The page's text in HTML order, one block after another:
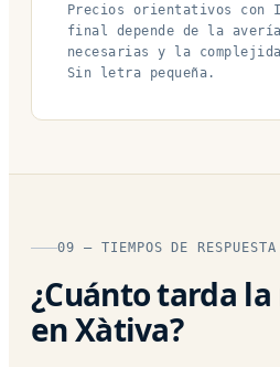
Precios orientativos con
final depende de la
necesarias y la
Sin letra pequeña.
09 — TIEMPOS DE RESPUESTA
¿Cuánto tarda
en Xàtiva?